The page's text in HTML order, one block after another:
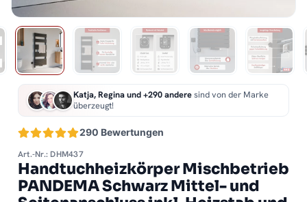
290 Bewertungen
Katja, Regina und +290 anderesind von der Marke
überzeugt!
Art.-Nr.: DHM437
Handtuchheizkörper Mischbetrieb
PANDEMA Schwarz Mittel- und